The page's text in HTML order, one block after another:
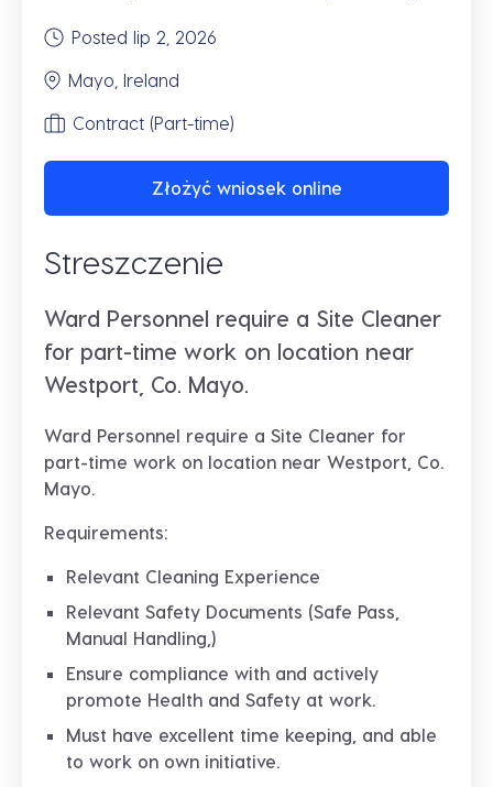
Posted lip 2, 2026
Mayo, Ireland
Contract (Part-time)
Złożyć wniosek online
Streszczenie
Ward Personnel require a Site Cleaner
for part-time work on location near
Westport, Co. Mayo.
Ward Personnel require a Site Cleaner for
part-time work on location near Westport, Co.
Mayo.
Requirements:
Relevant Cleaning Experience
Relevant Safety Documents (Safe Pass,
Manual Handling,)
Ensure compliance with and actively
promote Health and Safety at work.
Must have excellent time keeping, and able
to work on own initiative.